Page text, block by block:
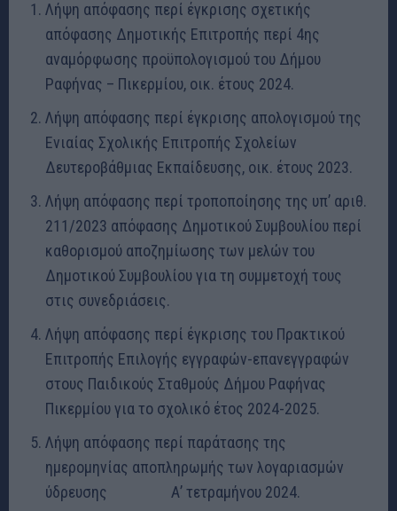
Λήψη απόφασης περί έγκρισης σχετικής
απόφασης Δημοτικής Επιτροπής περί 4ης
αναμόρφωσης προϋπολογισμού του Δήμου
Ραφήνας – Πικερμίου, οικ. έτους 2024.
Λήψη απόφασης περί έγκρισης απολογισμού της
Ενιαίας Σχολικής Επιτροπής Σχολείων
Δευτεροβάθμιας Εκπαίδευσης, οικ. έτους 2023.
Λήψη απόφασης περί τροποποίησης της υπ’ αριθ.
211/2023 απόφασης Δημοτικού Συμβουλίου περί
καθορισμού αποζημίωσης των μελών του
Δημοτικού Συμβουλίου για τη συμμετοχή τους
στις συνεδριάσεις.
Λήψη απόφασης περί έγκρισης του Πρακτικού
Επιτροπής Επιλογής εγγραφών-επανεγγραφών
στους Παιδικούς Σταθμούς Δήμου Ραφήνας
Πικερμίου για το σχολικό έτος 2024-2025.
Λήψη απόφασης περί παράτασης της
ημερομηνίας αποπληρωμής των λογαριασμών
ύδρευσης Α’ τετραμήνου 2024.